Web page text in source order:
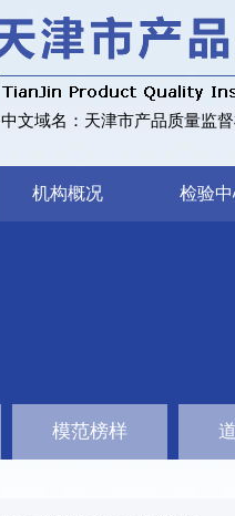
中文域名：天津市产品质量监
机构概况 检验
模范榜样